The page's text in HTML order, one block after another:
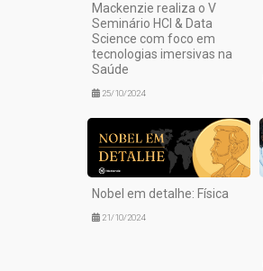
Mackenzie realiza o V
Seminário HCI & Data
Science com foco em
tecnologias imersivas na
Saúde
25/10/2024
Nobel em detalhe: Física
21/10/2024